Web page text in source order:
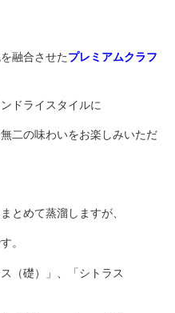
融合させたプレミアムクラフ
ドライスタイルに
二の味わいをお楽しみいただ
とめて蒸溜しますが、
。
（礎）」、「シトラス